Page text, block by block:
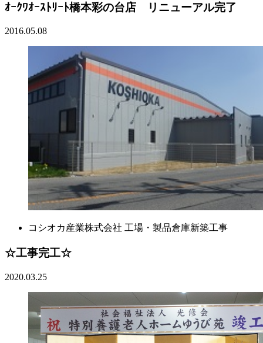
ｵｰｸﾜｵｰｽﾄﾘｰﾄ橋本彩の台店 リニューアル完了
2016.05.08
コシオカ産業株式会社 工場・製品倉庫新築工事
☆工事完工☆
2020.03.25